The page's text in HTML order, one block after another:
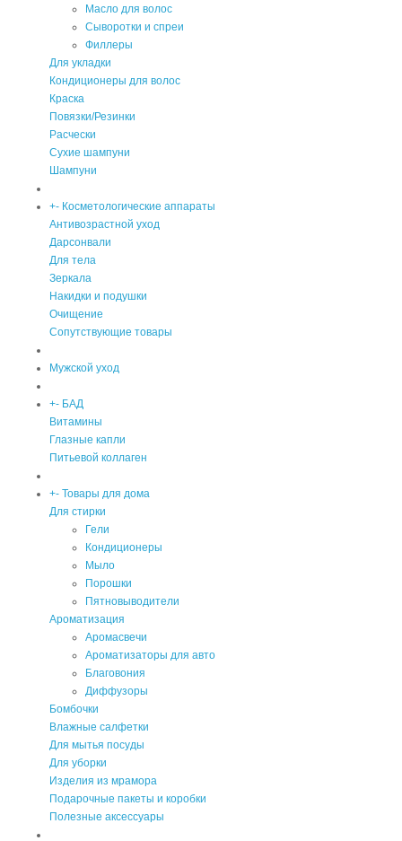
Масло для волос
Сыворотки и спреи
Филлеры
Для укладки
Кондиционеры для волос
Краска
Повязки/Резинки
Расчески
Сухие шампуни
Шампуни
+- Косметологические аппараты
Антивозрастной уход
Дарсонвали
Для тела
Зеркала
Накидки и подушки
Очищение
Сопутствующие товары
Мужской уход
+- БАД
Витамины
Глазные капли
Питьевой коллаген
+- Товары для дома
Для стирки
Гели
Кондиционеры
Мыло
Порошки
Пятновыводители
Ароматизация
Аромасвечи
Ароматизаторы для авто
Благовония
Диффузоры
Бомбочки
Влажные салфетки
Для мытья посуды
Для уборки
Изделия из мрамора
Подарочные пакеты и коробки
Полезные аксессуары